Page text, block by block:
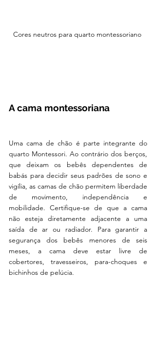
Cores neutros para quarto montessoriano
A cama montessoriana
Uma cama de chão é parte integrante do
quarto Montessori. Ao contrário dos berços,
que deixam os bebês dependentes de
babás para decidir seus padrões de sono e
vigília, as camas de chão permitem liberdade
de movimento, independência e
mobilidade. Certifique-se de que a cama
não esteja diretamente adjacente a uma
saída de ar ou radiador. Para garantir a
segurança dos bebês menores de seis
meses, a cama deve estar livre de
cobertores, travesseiros, para-choques e
bichinhos de pelúcia.